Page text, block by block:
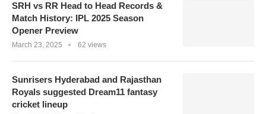
SRH vs RR Head to Head Records &
Match History: IPL 2025 Season
Opener Preview
March 23, 2025 62 views
Sunrisers Hyderabad and Rajasthan
Royals suggested Dream11 fantasy
cricket lineup